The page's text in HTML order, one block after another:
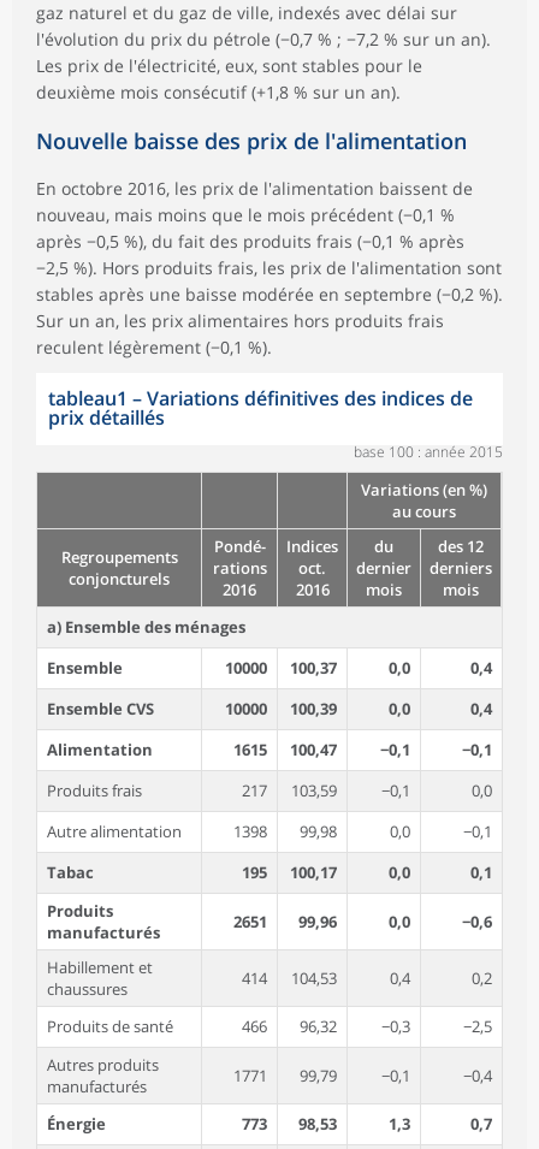
gaz naturel et du gaz de ville, indexés avec délai sur
l'évolution du prix du pétrole (−0,7 % ; −7,2 % sur un an).
Les prix de l'électricité, eux, sont stables pour le
deuxième mois consécutif (+1,8 % sur un an).
Nouvelle baisse des prix de l'alimentation
En octobre 2016, les prix de l'alimentation baissent de
nouveau, mais moins que le mois précédent (−0,1 %
après −0,5 %), du fait des produits frais (−0,1 % après
−2,5 %). Hors produits frais, les prix de l'alimentation sont
stables après une baisse modérée en septembre (−0,2 %).
Sur un an, les prix alimentaires hors produits frais
reculent légèrement (−0,1 %).
tableau1 –Variations définitives des indices de
prix détaillés
base 100 : année 2015
Variations (en %)
au cours
Regroupements
conjoncturels
Pondé-
rations
2016
Indices
oct.
2016
du
dernier
mois
des 12
derniers
mois
a) Ensemble des ménages
Ensemble
10000 100,37 0,0
0,4
Ensemble CVS
10000 100,39 0,0
0,4
Alimentation
1615 100,47 −0,1
−0,1
Produits frais
217 103,59 −0,1
0,0
Autre alimentation
1398 99,98 0,0
−0,1
Tabac
195 100,17 0,0
0,1
Produits
manufacturés
2651 99,96 0,0 −0,6
Habillement et
chaussures
414 104,53 0,4 0,2
Produits de santé 466 96,32 −0,3
−2,5
Autres produits
manufacturés
1771 99,79 −0,1 −0,4
Énergie 773 98,53 1,3 0,7